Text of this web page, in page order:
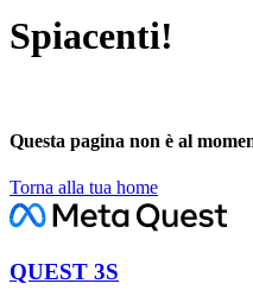
Spiacenti!
Questa pagina non è al
Torna alla tua home
QUEST 3S